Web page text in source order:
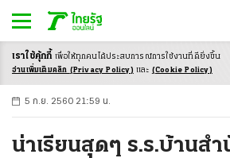
-ก ก ก+
5 ก.ย. 2560 21:59 น.
น่าเรียนสุดๆ ร.ร.บ้านส
เราใช้คุ้กกี้ เพื่อให้ทุกคนได้ประสบการณ์การใช้งานที่ดียิ่งขึ้น
อ่านเพิ่มเติมคลิก (Privacy Policy) และ (Cookie Policy)